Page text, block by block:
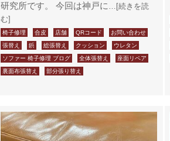
研究所です。 今回は神戸に …[続きを読
む]
椅子修理 合皮 店舗 QRコード
お問い合わせ
張替え
鋲 総張替え クッション
ウレタン
ソファー 椅子修理 ブログ
全体張替え
座面リペア
裏面布張替え
部分張り替え